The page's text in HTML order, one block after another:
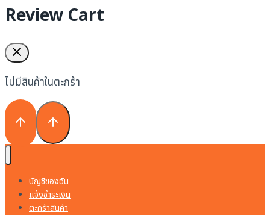
Review Cart
ไม่มีสินค้าในตะกร้า
บัญชีของฉัน
แจ้งชำระเงิน
ตะกร้าสินค้า